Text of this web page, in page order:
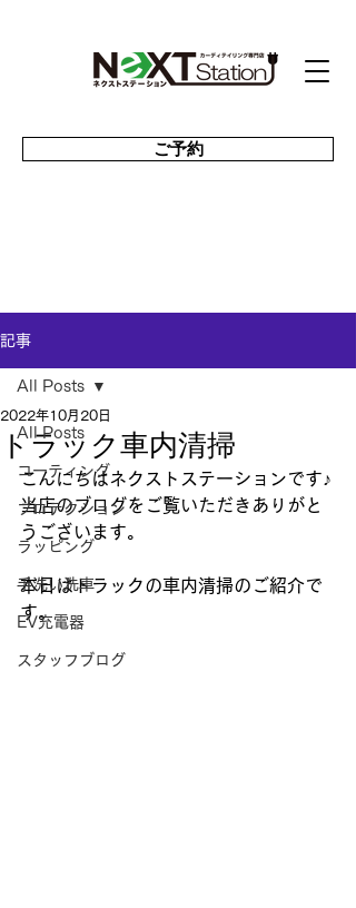
ご予約
記事
All Posts
コーティング
プロテクション
ラッピング
手洗い洗車
EV充電器
スタッフブログ
All Posts
トラック車内清掃
2022年10月20日
こんにちはネクストステーションです♪
当店のブログをご覧いただきありがと
うございます。
本日はトラックの車内清掃のご紹介で
す。